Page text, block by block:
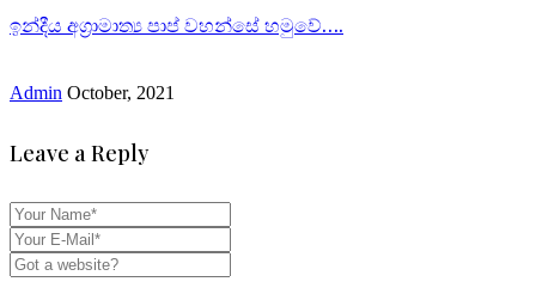
ඉන්දීය අග්‍රාමාත්‍ය පාප් වහන්සේ හමුවේ….
Admin October, 2021
Leave a Reply